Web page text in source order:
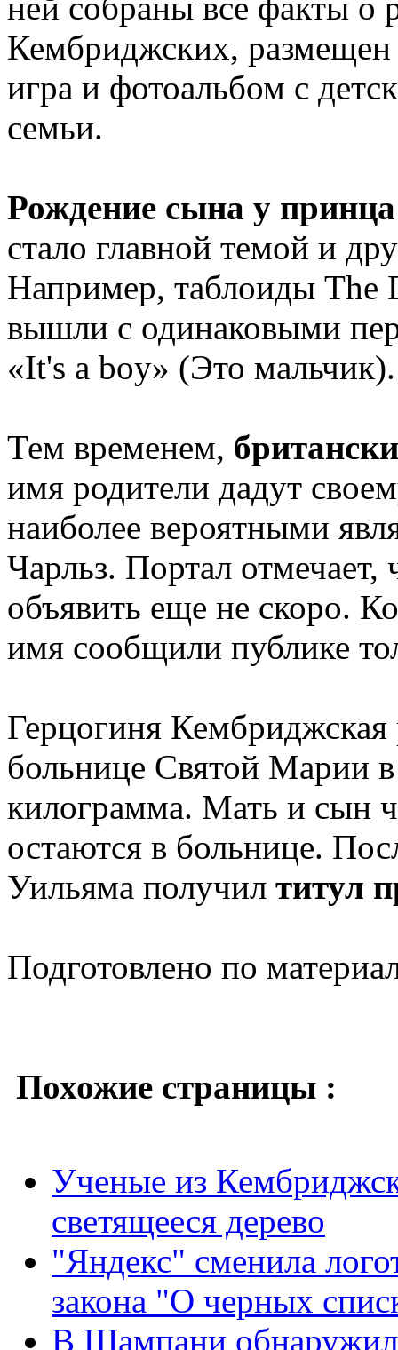
Кембриджских, размещен
игра и фотоальбом с
семьи.
Рождение сына у
стало главной темой и
Например, таблоиды The
вышли с одинаковыми
«It's a boy» (Это мальчик).
Тем временем,
имя родители дадут
наиболее вероятными
Чарльз. Портал отмечает,
объявить еще не скоро.
имя сообщили публике
Герцогиня
больнице Святой Марии
килограмма. Мать и сын
остаются в больнице.
Уильяма получил титул
Подготовлено по
Похожие страницы :
Ученые из
светящееся дерево
"Яндекс" сменила
закона "О черных
В Шампани